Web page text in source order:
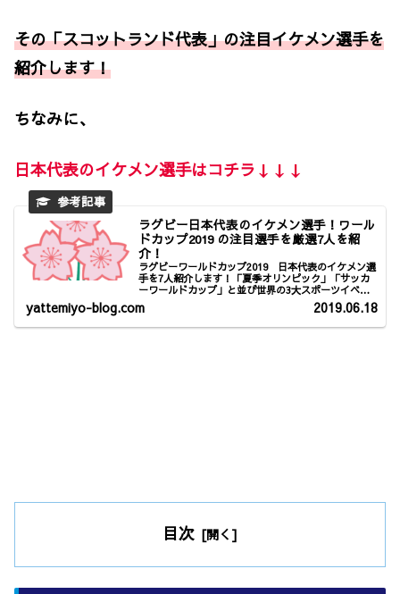
その「スコットランド代表」の注目イケメン選手を
紹介します！
ちなみに、
日本代表のイケメン選手はコチラ↓↓↓
ラグビー日本代表のイケメン選手！ワール
ドカップ2019 の注目選手を厳選7人を紹
介！
ラグビーワールドカップ2019 日本代表のイケメン選
手を7人紹介します！「夏季オリンピック」「サッカ
ーワールドカップ」と並び世界の3大スポーツイベン
トのラグビーワールドカップが日本にやってきます
ね！注目と期待が高まってきましたね！女性必見のイ
ケメン選手を紹介しますね！姫野 和樹！田村 優！
yattemiyo-blog.com 2019.06.18
目次